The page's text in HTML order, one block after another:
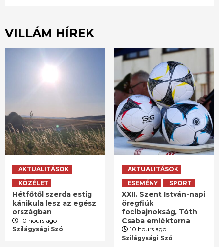
VILLÁM HÍREK
AKTUALITÁSOK
KÖZÉLET
Hétfőtől szerda estig
kánikula lesz az egész
országban
10 hours ago
Szilágysági Szó
AKTUALITÁSOK
ESEMÉNY
SPORT
XXII. Szent István-napi
öregfiúk
focibajnokság, Tóth
Csaba emléktorna
10 hours ago
Szilágysági Szó